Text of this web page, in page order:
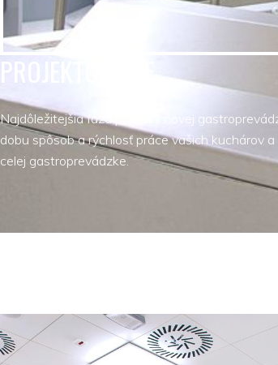
PROJEKTOVANIE
Najdôležitejšia fáza prípravy novej
dobu spôsob a rýchlosť práce vašich kuchárov
celej gastroprevádzke.